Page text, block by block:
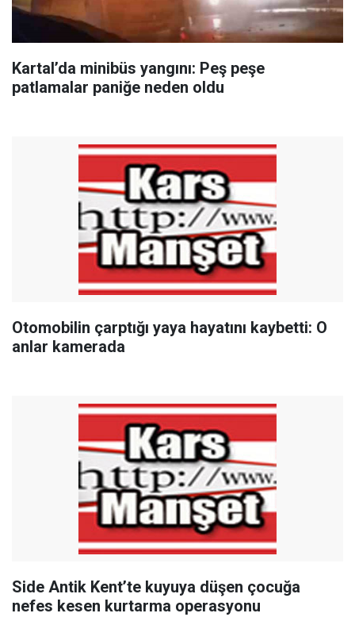
Kartal’da minibüs yangını: Peş peşe
patlamalar paniğe neden oldu
Otomobilin çarptığı yaya hayatını kaybetti: O
anlar kamerada
Side Antik Kent’te kuyuya düşen çocuğa
nefes kesen kurtarma operasyonu